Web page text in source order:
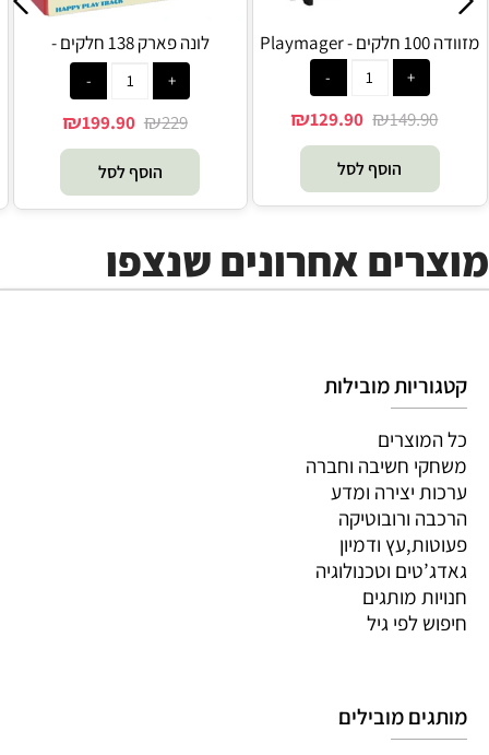
לונה פארק 138 חלקים -
Playmager
₪229
₪199.90
הוסף לסל
מזוודה 100 חלקים - Playmager
₪149.90
₪129.90
הוסף לסל
מוצרים אחרונים שנצפו
קטגוריות מובילות
כל המוצרים
משחקי חשיבה וחברה
ערכות יצירה ומדע
הרכבה ורובוטיקה
פעוטות,עץ ודמיון
גאדג’טים וטכנולוגיה
חנויות מותגים
חיפוש לפי גיל
מותגים מובילים